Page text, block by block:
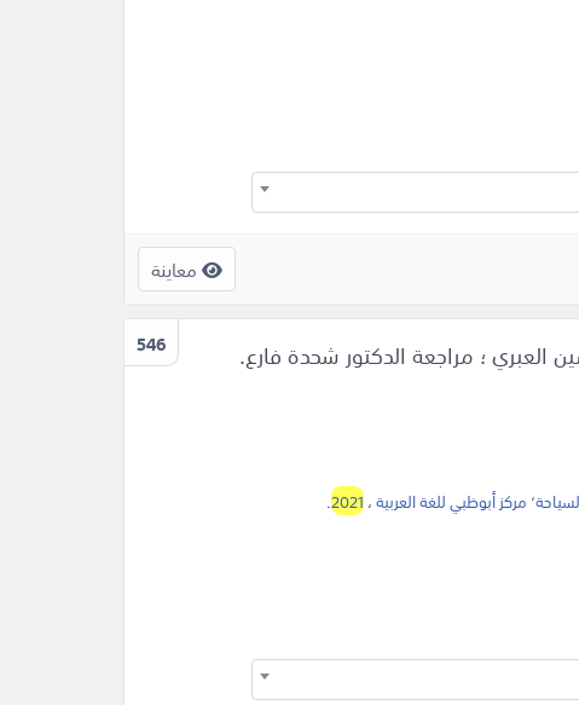
معاينة
546
مركز أبوظبي للغة العربية،2021
.